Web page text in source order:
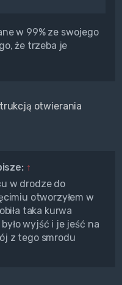
w 99% ze swojego
że trzeba je
otwierania
↑
w drodze do
otworzyłem w
taka kurwa
wyjść i je jeść na
z tego smrodu